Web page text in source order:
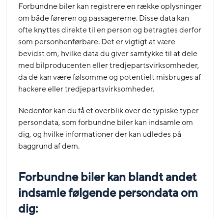
Forbundne biler kan registrere en række oplysninger
om både føreren og passagererne. Disse data kan
ofte knyttes direkte til en person og betragtes derfor
som personhenførbare. Det er vigtigt at være
bevidst om, hvilke data du giver samtykke til at dele
med bilproducenten eller tredjepartsvirksomheder,
da de kan være følsomme og potentielt misbruges af
hackere eller tredjepartsvirksomheder.
Nedenfor kan du få et overblik over de typiske typer
persondata, som forbundne biler kan indsamle om
dig, og hvilke informationer der kan udledes på
baggrund af dem.
Forbundne biler kan blandt andet
indsamle følgende persondata om
dig: